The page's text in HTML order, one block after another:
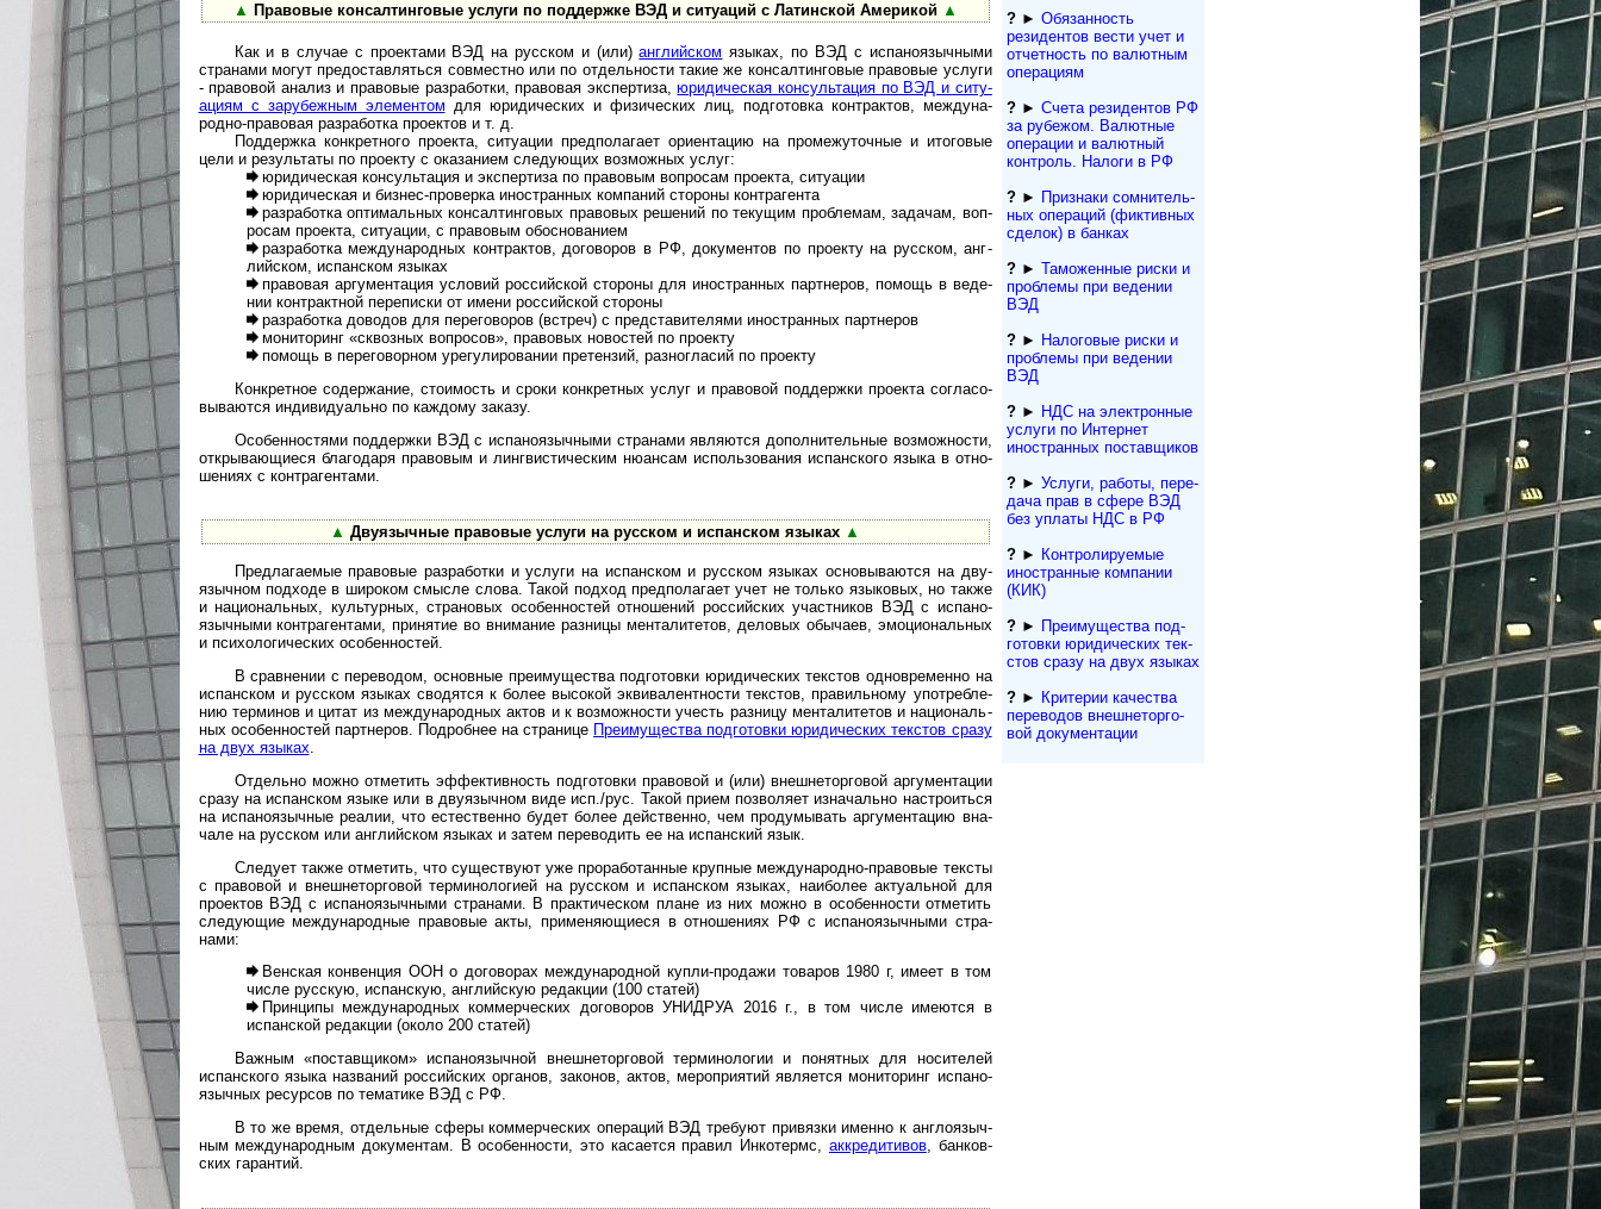
▲ Правовые консалтинговые услуги по под­дер­жке ВЭД и ситу­а­ций с Латин­cкой Аме­рикой ▲
Как и в случае с проектами ВЭД на русском и (или)английском языках, по ВЭД с испа­но­языч­ными
стра­нами могут предо­став­ляться совме­стно или по отдель­ности такие же кон­сал­тинго­вые право­вые услуги
- право­вой ана­лиз и пра­вовые разра­ботки, право­вая экс­пер­тиза,юриди­чес­кая кон­суль­тация по ВЭД и ситу­
ациям с зару­беж­ным эле­ме­н­том для юри­ди­чес­ких и физи­чес­ких лиц, подго­товка конт­рактов, между­на­
родно-­пра­во­вая разра­ботка проек­тов и т. д.
Поддержка конкретного проекта, ситуации пред­по­ла­гает ори­ен­та­цию на про­ме­жу­точ­ные и ито­го­вые
цели и резуль­таты по про­екту с ока­за­нием сле­дую­щих воз­мож­ных услуг:
юридическая консультация и экспертиза по правовым вопросам про­екта, ситу­ации
юридическая и бизнес-проверка иностранных ком­па­ний сто­роны контр­агента
разработка оптимальных консалтинговых правовых решений по текущим проб­ле­мам, зада­чам, воп­
ро­сам про­екта, ситу­а­ции, с пра­во­вым обо­сно­ванием
разработка международных контрактов, догово­ров в РФ, доку­мен­тов по про­екту на рус­ском, анг­
лий­ском, испан­ском языках
правовая аргументация условий российской стороны для ино­ст­ран­ных парт­неров, помощь в веде­
нии конт­ракт­ной пере­пи­ски от имени рос­сий­ской стороны
разработка доводов для переговоров (встреч) с пред­ста­ви­те­лями ино­ст­ран­ных парт­неров
мониторинг «сквозных вопросов», пра­во­вых ново­с­тей по про­екту
помощь в переговорном урегулировании пре­тен­зий, раз­но­гла­сий по про­екту
Конкретное содержание, стоимость и сроки конк­рет­ных услуг и пра­во­вой под­дер­жки про­екта согла­со­
вы­ва­ются инди­ви­ду­ально по каж­дому заказу.
Особенностями поддержки ВЭД с испаноязычными стра­нами явля­ются допол­ни­те­ль­ные воз­мож­но­сти,
откры­ваю­щиеся бла­го­даря пра­во­вым и линг­вис­ти­чес­ким нюан­сам испо­ль­зо­ва­ния испан­ского языка в отно­
ше­ниях с контр­аген­тами.
▲ Двуязычные правовые услуги на рус­ском и испан­ском языках ▲
Предлагаемые правовые разработки и услуги на испан­ском и рус­ском язы­ках осно­вы­ва­ются на дву­
языч­ном под­ходе в широ­ком смы­сле слова. Такой под­ход пред­пола­гает учет не только язы­ко­вых, но также
и нацио­наль­ных, куль­тур­ных, стра­но­вых осо­бен­нос­тей отно­ше­ний рос­сийс­ких участ­ников ВЭД с испа­но­
языч­ными контр­аген­тами, при­нятие во вни­ма­ние раз­ницы мен­та­ли­те­тов, дело­вых обы­чаев, эмо­ци­о­наль­ных
и психо­логи­чес­ких осо­бен­ностей.
В сравнении с переводом, основные преиму­щества под­го­то­вки юри­ди­чес­ких тек­стов одно­вре­менно на
испан­ском и рус­ском язы­ках сво­дятся к более высо­кой экви­ва­лент­ности текс­тов, пра­виль­ному упот­ребле­
нию тер­минов и цитат из между­народ­ных актов и к возмож­ности учесть раз­ницу мента­лите­тов и нацио­наль­
ных особен­ностей парт­неров. Подро­бнее на стра­нице Пре­иму­щес­тва подго­товки юри­ди­чес­ких текс­тов сразу
на двух языках.
Отдельно можно отметить эффективность подготовки пра­во­вой и (или) вне­ш­не­тор­го­вой аргу­мен­та­ции
сразу на испан­ском языке или в дву­языч­ном виде исп./рус. Такой прием позво­ляет изна­чально настро­иться
на испа­ноязыч­ные реа­лии, что естест­венно будет более дейст­венно, чем проду­мывать аргу­мен­та­цию вна­
чале на рус­ском или англий­ском язы­ках и затем пере­во­дить ее на испан­ский язык.
Следует также отметить, что существуют уже про­ра­бо­тан­ные круп­ные меж­ду­на­родно-­пра­во­вые тек­сты
с пра­во­вой и внеш­не­тор­го­вой терми­ноло­гией на рус­ском и испан­ском язы­ках, наибо­лее актуа­ль­ной для
проек­тов ВЭД с испа­но­языч­ными стра­нами. В прак­ти­чес­ком плане из них можно в осо­бен­ности отме­тить
сле­дую­щие меж­ду­на­род­ные пра­во­вые акты, приме­няю­щиеся в отно­ше­ниях РФ с испа­но­языч­ными стра­
нами:
Венская конвенция ООН о договорах международной купли-­про­да­жи това­ров 1980 г, имеет в том
числе рус­скую, испан­скую, анг­лий­скую редак­ции (100 статей)
Принципы международных коммерческих дого­во­ров УНИДРУА 2016 г., в том числе имею­тся в
испан­ской редак­ции (около 200 статей)
Важным «поставщиком» испаноязычной внеш­не­тор­го­вой тер­ми­но­ло­гии и понят­ных для носи­те­лей
испан­ского языка наз­ва­ний рос­сий­ских орга­нов, зако­нов, актов, меро­при­я­тий явля­ется мони­то­ринг ис­па­но­
языч­ных ресур­сов по тема­тике ВЭД с РФ.
В то же время, отдельные сферы коммерческих опера­ций ВЭД тре­буют при­вя­зки именно к ан­г­ло­языч­
ным меж­ду­на­род­ным доку­мен­там. В осо­бен­но­сти, это каса­ется пра­вил Инко­термс, аккре­ди­ти­вов, бан­ков­
ских гарантий.
?► Обязанность
резиден­тов вести учет и
отчетность по валютным
операциям
?► Счета резидентов РФ
за рубежом. Валютные
операции и валютный
контроль. Налоги в РФ
?► Признаки сомнитель­
ных операций (фиктивных
сделок) в банках
?► Таможенные риски и
проблемы при ведении
ВЭД
?► Налоговые риски и
проблемы при ведении
ВЭД
?► НДС на электронные
услуги по Интернет
иностранных поставщиков
?► Услуги, работы, пе­ре­
да­ча прав в сфере ВЭД
без уплаты НДС в РФ
?► Контролируемые
иностранные компании
(КИК)
?► Преимущества под­
гото­вки юри­ди­чес­ких тек­
с­тов сразу на двух языках
?► Критерии качества
переводов внешне­тор­го­
вой документации